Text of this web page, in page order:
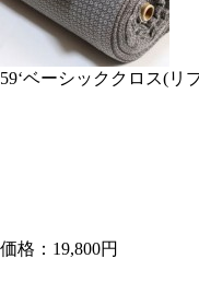
59‘ベーシッククロス(リ
価格：19,800円